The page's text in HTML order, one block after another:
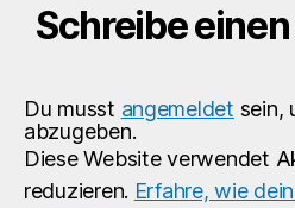
Schreibe
Du musst angemeldet sein,
abzugeben.
Diese Website verwendet
reduzieren. Erfahre, wie